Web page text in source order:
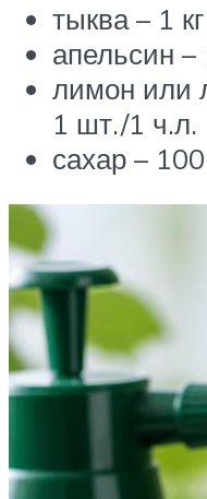
тыква – 1 кг
апельсин
лимон или
1 шт./1 ч.л.
сахар –